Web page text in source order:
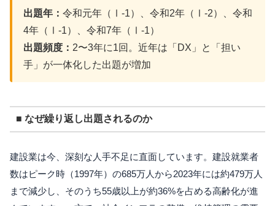
出題年： 令和元年（Ⅰ-1）、令和2年（Ⅰ-2）、令和
4年（Ⅰ-1）、令和7年（Ⅰ-1）
出題頻度： 2〜3年に1回。近年は「DX」と「担い
手」が一体化した出題が増加
■ なぜ繰り返し出題されるのか
建設業は今、深刻な人手不足に直面しています。建設就業者
数はピーク時（1997年）の685万人から2023年には約479万人
まで減少し、そのうち55歳以上が約36%を占める高齢化が進